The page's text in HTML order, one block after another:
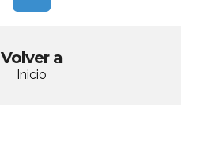
Volver a
Inicio